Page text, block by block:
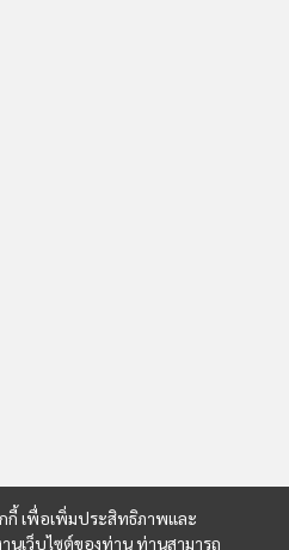
กี้ เพื่อเพิ่มประสิทธิภาพและ
นเว็บไซต์ของท่าน ท่านสามารถ